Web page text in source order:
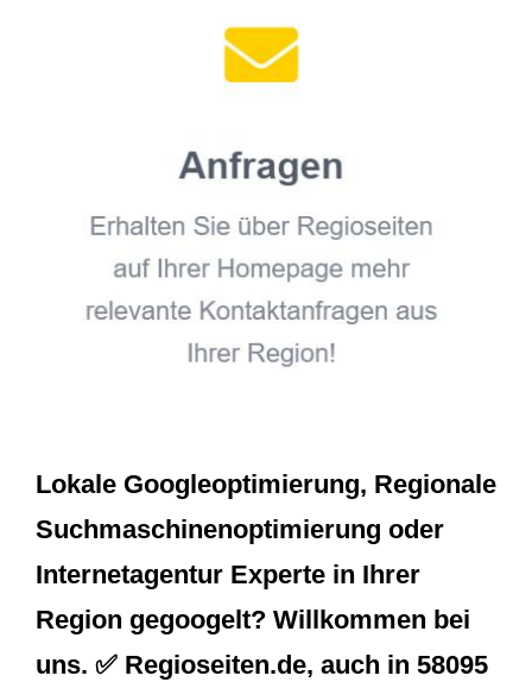
Lokale Googleoptimierung, Regionale
Suchmaschinenoptimierung oder
Internetagentur Experte in Ihrer
Region gegoogelt? Willkommen bei
uns. ✅ Regioseiten.de, auch in 58095